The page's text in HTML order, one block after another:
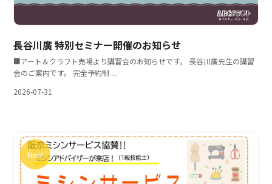
2026-07-31
長谷川廣 特別セミナー開催のお知らせ
■アート＆クラフト売場より講習会のお知らせです。 長谷川廣先生の講習
会のご案内です。 完全予約制 ...
New!